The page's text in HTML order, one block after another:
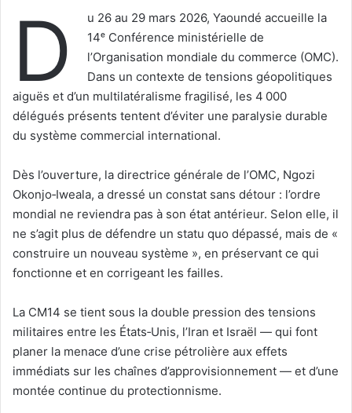
D
u 26 au 29 mars 2026, Yaoundé accueille la
14ᵉ Conférence ministérielle de
l’Organisation mondiale du commerce (OMC).
Dans un contexte de tensions géopolitiques
aiguës et d’un multilatéralisme fragilisé, les 4 000
délégués présents tentent d’éviter une paralysie durable
du système commercial international.
‎Dès l’ouverture, la directrice générale de l’OMC, Ngozi
Okonjo‑Iweala, a dressé un constat sans détour : l’ordre
mondial ne reviendra pas à son état antérieur. Selon elle, il
ne s’agit plus de défendre un statu quo dépassé, mais de «
construire un nouveau système », en préservant ce qui
fonctionne et en corrigeant les failles.
La CM14 se tient sous la double pression des tensions
militaires entre les États‑Unis, l’Iran et Israël — qui font
planer la menace d’une crise pétrolière aux effets
immédiats sur les chaînes d’approvisionnement — et d’une
montée continue du protectionnisme.